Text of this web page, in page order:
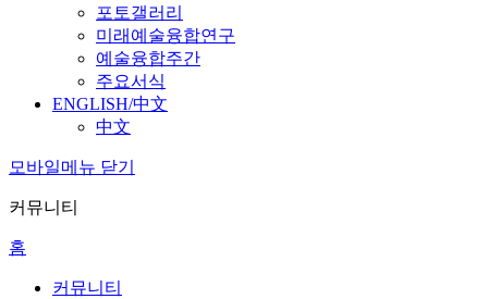
포토갤러리
미래예술융합연구
예술융합주간
주요서식
ENGLISH/中文
中文
모바일메뉴 닫기
커뮤니티
홈
커뮤니티